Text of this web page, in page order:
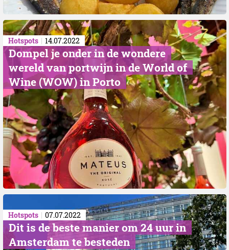
Hotspots 14.07.2022
Dompel je onder in de wondere
wereld van portwijn in de World of
Wine (WOW) in Porto
Hotspots 07.07.2022
Dit is de beste manier om 24 uur in
Amsterdam te besteden